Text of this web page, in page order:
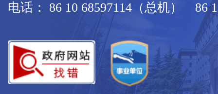
电话： 86 10 68597114（总机） 86